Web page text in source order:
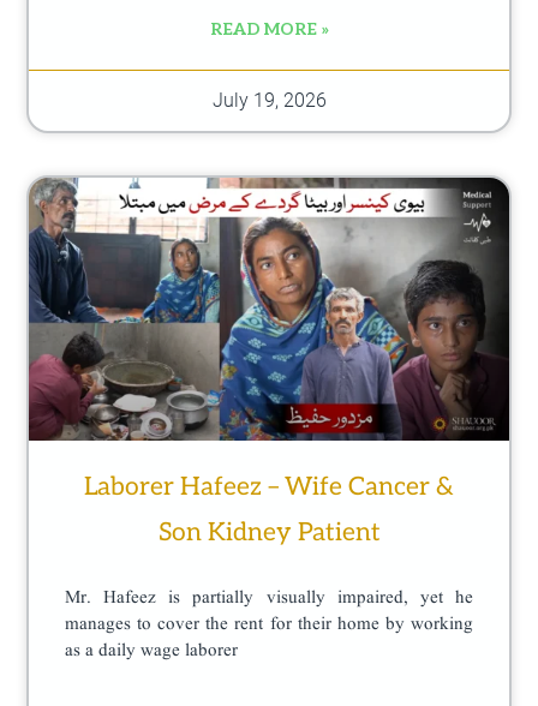
READ MORE »
July 19, 2026
Laborer Hafeez – Wife Cancer &
Son Kidney Patient
Mr. Hafeez is partially visually impaired, yet he
manages to cover the rent for their home by working
as a daily wage laborer